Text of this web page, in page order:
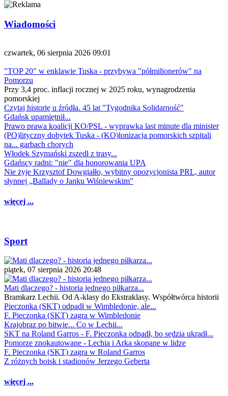
Wiadomości
czwartek, 06 sierpnia 2026 09:01
"TOP 20" w enklawie Tuska - przybywa "półmilionerów" na
Pomorzu
Przy 3,4 proc. inflacji rocznej w 2025 roku, wynagrodzenia
pomorskiej
Czytaj historię u źródła. 45 lat "Tygodnika Solidarność"
Gdańsk upamiętnił...
Prawo prawa koalicji KO/PSL - wyprawka last minute dla minister
(PO)lityczny dobytek Tuska - (KO)lonizacja pomorskich szpitali
na... garbach chorych
Włodek Szymański zszedł z trasy...
Gdańscy radni: "nie" dla honorowania UPA
Nie żyje Krzysztof Dowgiałło, wybitny opozycjonista PRL, autor
słynnej „Ballady o Janku Wiśniewskim”
więcej ...
Sport
piątek, 07 sierpnia 2026 20:48
Mati dlaczego? - historia jednego piłkarza...
Bramkarz Lechii. Od A-klasy do Ekstraklasy. Współtwórca historii
Pieczonka (SKT) odpadł w Wimbledonie, ale...
F. Pieczonka (SKT) zagra w Wimbledonie
Krajobraz po bitwie... Co w Lechii...
SKT na Roland Garros - F. Pieczonka odpadł, bo sędzia ukradł...
Pomorze znokautowane - Lechia i Arka skopane w lidze
F. Pieczonka (SKT) zagra w Roland Garros
Z różnych boisk i stadionów Jerzego Geberta
więcej ...